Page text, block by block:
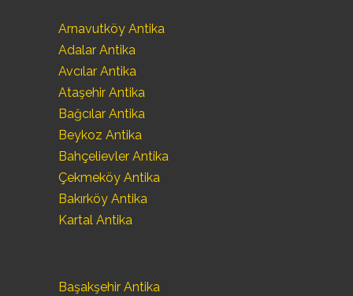
Arnavutköy Antika
Adalar Antika
Avcılar Antika
Ataşehir Antika
Bağcılar Antika
Beykoz Antika
Bahçelievler Antika
Çekmeköy Antika
Bakırköy Antika
Kartal Antika
Başakşehir Antika